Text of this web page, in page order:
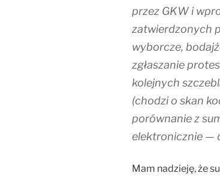
przez GKW i
zatwierdzonych
wyborcze,
zgłaszanie
kolejnych
(chodzi o skan
porównanie z
elektronicznie —
Mam nadzieję, że